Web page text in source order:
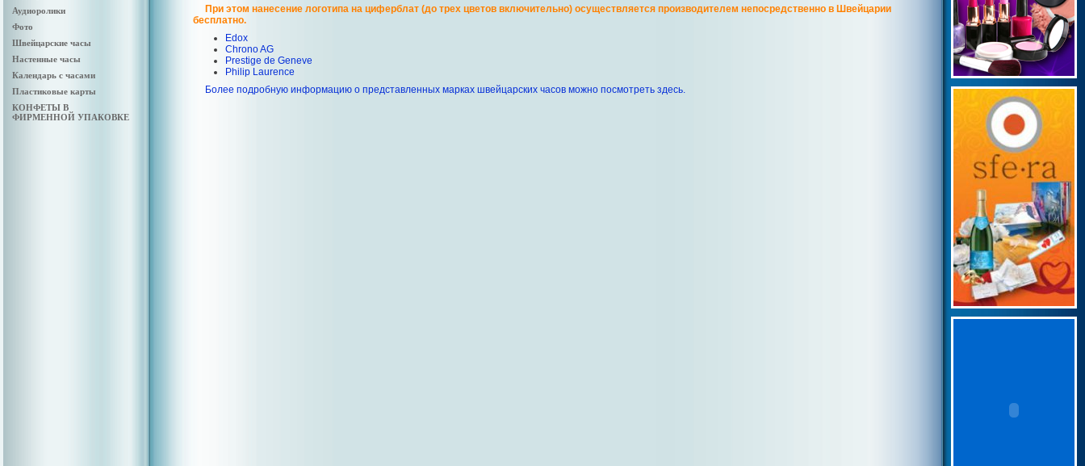
Аудиоролики
Фото
Швейцарские часы
Настенные часы
Календарь с часами
Пластиковые карты
КОНФЕТЫ В
ФИРМЕННОЙ УПАКОВКЕ
При этом нанесение логотипа на циферблат (до трех цветов включительно) осуществляется производителем непосредственно в Швейцарии
бесплатно.
Edox
Chrono AG
Prestige de Geneve
Philip Laurence
Более подробную информацию о представленных марках швейцарских часов можно посмотреть здесь.